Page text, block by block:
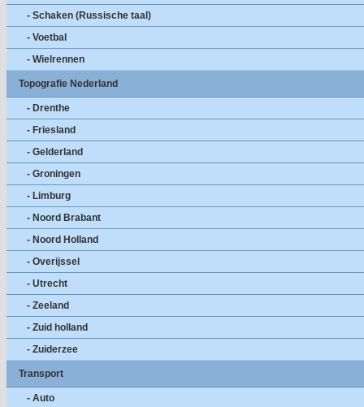
- Schaken (Russische taal)
- Voetbal
- Wielrennen
Topografie Nederland
- Drenthe
- Friesland
- Gelderland
- Groningen
- Limburg
- Noord Brabant
- Noord Holland
- Overijssel
- Utrecht
- Zeeland
- Zuid holland
- Zuiderzee
Transport
- Auto